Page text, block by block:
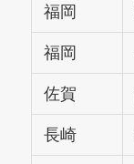
福岡
福岡
佐賀
長崎